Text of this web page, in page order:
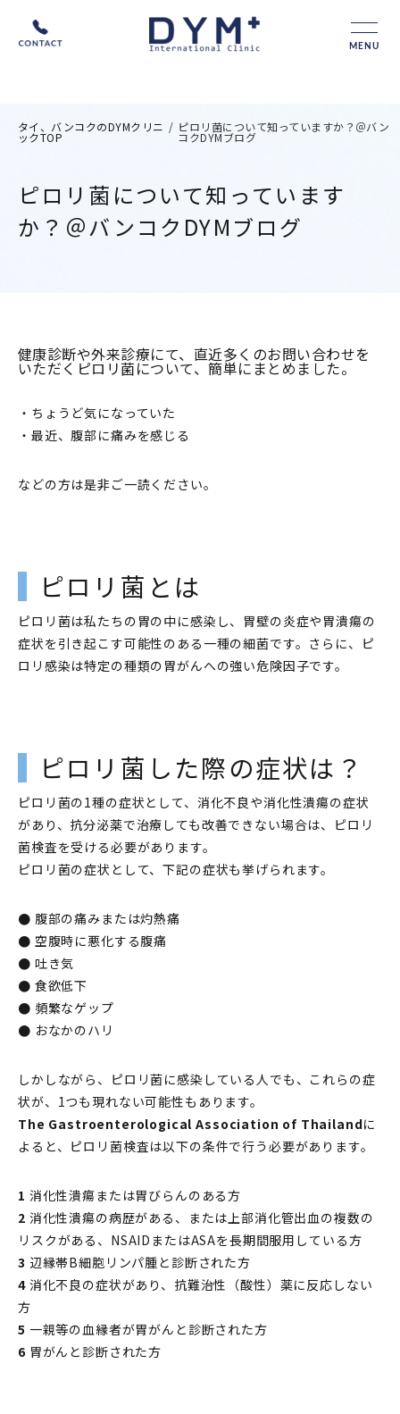
MENU
タイ、バンコクのDYMクリニ
ックTOP
/ ピロリ菌について知っていますか？＠バン
コクDYMブログ
ピロリ菌について知っています
か？＠バンコクDYMブログ
健康診断や外来診療にて、直近多くのお問い合わせを
いただくピロリ菌について、簡単にまとめました。
・ちょうど気になっていた
・最近、腹部に痛みを感じる
などの方は是非ご一読ください。
ピロリ菌とは
ピロリ菌は私たちの胃の中に感染し、胃壁の炎症や胃潰瘍の
症状を引き起こす可能性のある一種の細菌です。さらに、ピ
ロリ感染は特定の種類の胃がんへの強い危険因子です。
ピロリ菌した際の症状は？
ピロリ菌の1種の症状として、消化不良や消化性潰瘍の症状
があり、抗分泌薬で治療しても改善できない場合は、ピロリ
菌検査を受ける必要があります。
ピロリ菌の症状として、下記の症状も挙げられます。
● 腹部の痛みまたは灼熱痛
● 空腹時に悪化する腹痛
● 吐き気
● 食欲低下
● 頻繁なゲップ
● おなかのハリ
しかしながら、ピロリ菌に感染している人でも、これらの症
状が、1つも現れない可能性もあります。
The Gastroenterological Association of Thailandに
よると、ピロリ菌検査は以下の条件で行う必要があります。
1 消化性潰瘍または胃びらんのある方
2 消化性潰瘍の病歴がある、または上部消化管出血の複数の
リスクがある、NSAIDまたはASAを長期間服用している方
3 辺縁帯B細胞リンパ腫と診断された方
4 消化不良の症状があり、抗難治性（酸性）薬に反応しない
方
5 一親等の血縁者が胃がんと診断された方
6 胃がんと診断された方